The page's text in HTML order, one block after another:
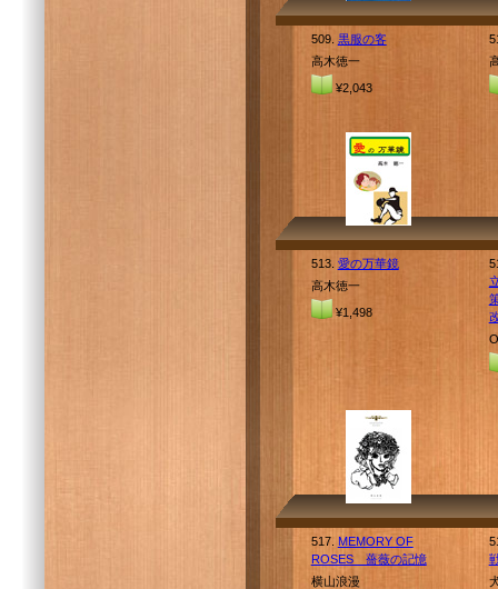
509. 黒服の客
高木徳一
¥2,043
513. 愛の万華鏡
高木徳一
¥1,498
517. MEMORY OF
ROSES 薔薇の記憶
横山浪漫